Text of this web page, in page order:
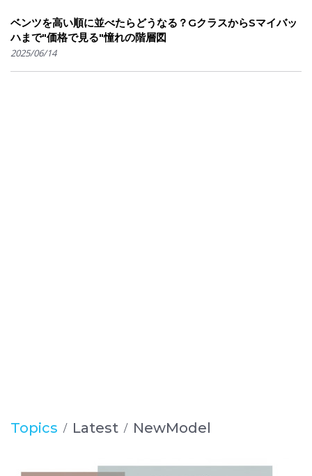
ベンツを高い順に並べたらどうなる？GクラスからSマイバッ
ハまで"価格で見る"憧れの階層図
2025/06/14
Topics Latest NewModel